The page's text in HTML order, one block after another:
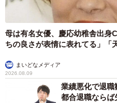
母は有名女優、慶応幼稚舎出身
ちの良さが表情に表れてる」「
まいどなメディア
2026.08.09
業績悪化で退
都合退職なら